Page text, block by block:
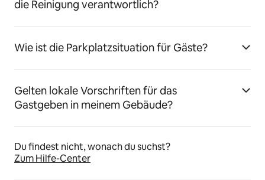
die Reinigung verantwortlich?
Wie ist die Parkplatzsituation für Gäste?
Gelten lokale Vorschriften für das
Gastgeben in meinem Gebäude?
Du findest nicht, wonach du suchst?
Zum Hilfe-Center